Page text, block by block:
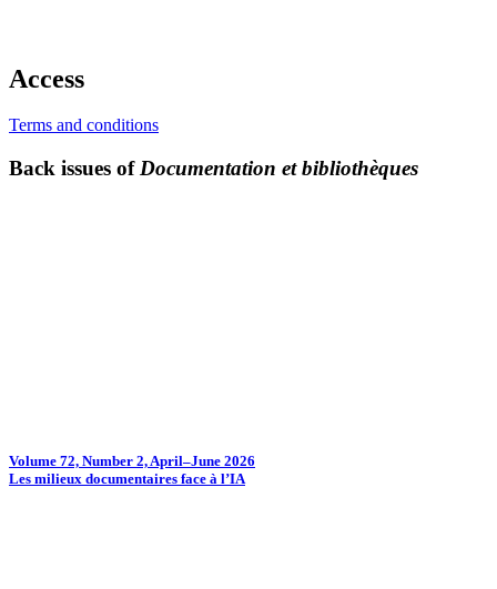
Access
Terms and conditions
Back issues ofDocumentation et bibliothèques
Volume 72, Number 2, April–June 2026
Les milieux documentaires face à l’IA